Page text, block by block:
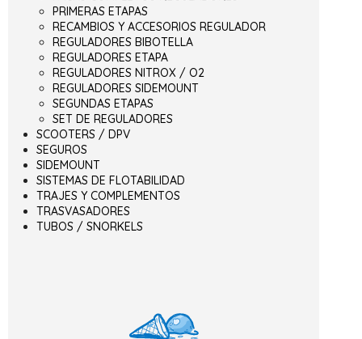
PRIMERAS ETAPAS
RECAMBIOS Y ACCESORIOS REGULADOR
REGULADORES BIBOTELLA
REGULADORES ETAPA
REGULADORES NITROX / O2
REGULADORES SIDEMOUNT
SEGUNDAS ETAPAS
SET DE REGULADORES
SCOOTERS / DPV
SEGUROS
SIDEMOUNT
SISTEMAS DE FLOTABILIDAD
TRAJES Y COMPLEMENTOS
TRASVASADORES
TUBOS / SNORKELS